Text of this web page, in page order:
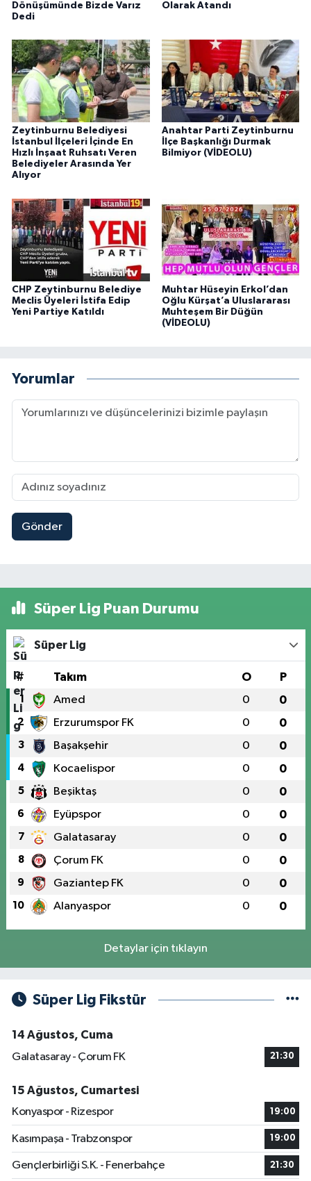
Dönüşümünde Bizde Varız
Dedi
Olarak Atandı
Zeytinburnu Belediyesi
İstanbul İlçeleri İçinde En
Hızlı İnşaat Ruhsatı Veren
Belediyeler Arasında Yer
Alıyor
Anahtar Parti Zeytinburnu
İlçe Başkanlığı Durmak
Bilmiyor (VİDEOLU)
CHP Zeytinburnu Belediye
Meclis Üyeleri İstifa Edip
Yeni Partiye Katıldı
Muhtar Hüseyin Erkol’dan
Oğlu Kürşat’a Uluslararası
Muhteşem Bir Düğün
(VİDEOLU)
Yorumlar
Gönder
Süper Lig Puan Durumu
Süper Lig
# Takım O P
1 Amed 0 0
2 Erzurumspor FK 0 0
3 Başakşehir 0 0
4 Kocaelispor 0 0
5 Beşiktaş 0 0
6 Eyüpspor 0 0
7 Galatasaray 0 0
8 Çorum FK 0 0
9 Gaziantep FK 0 0
10 Alanyaspor 0 0
Detaylar için tıklayın
Süper Lig Fikstür
14 Ağustos, Cuma
Galatasaray - Çorum FK
21:30
15 Ağustos, Cumartesi
Konyaspor - Rizespor
19:00
Kasımpaşa - Trabzonspor 19:00
Gençlerbirliği S.K. - Fenerbahçe 21:30